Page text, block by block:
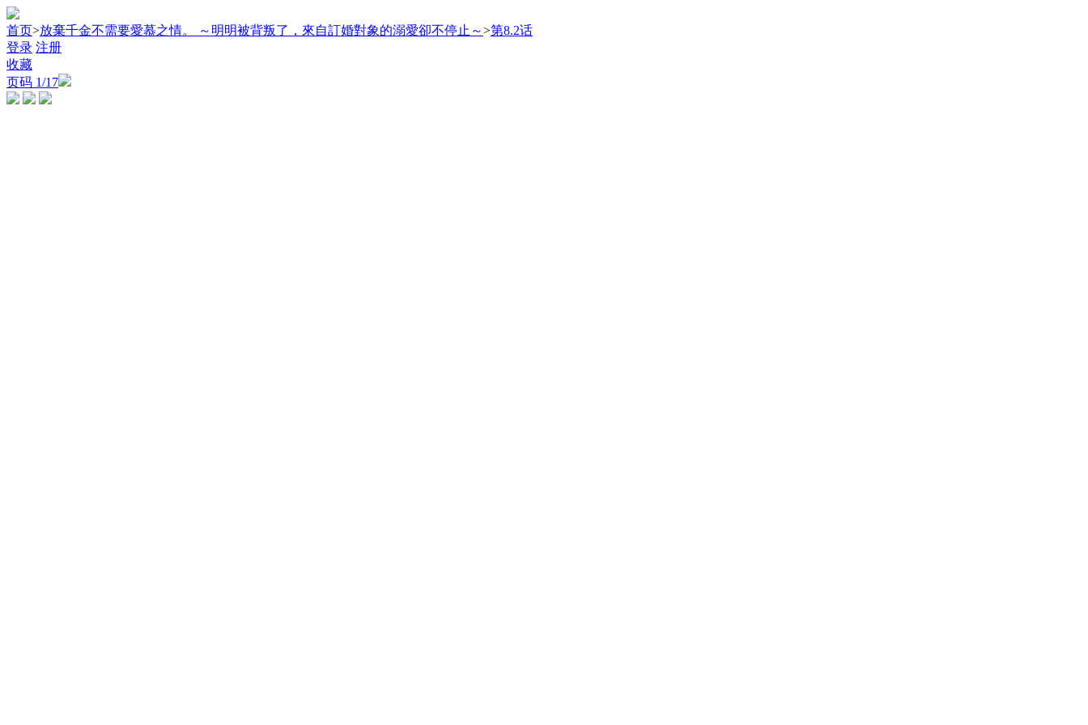
首页>放棄千金不需要愛慕之情。 ～明明被背叛了，來自訂婚對象的溺愛卻不停止～>第8.2话
登录 注册
收藏
页码 1/17